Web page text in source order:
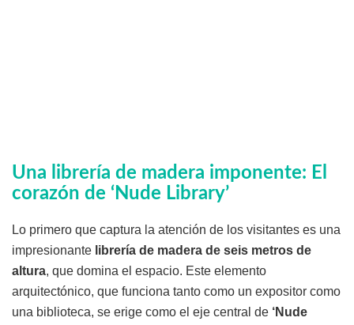
Una librería de madera imponente: El
corazón de ‘Nude Library’
Lo primero que captura la atención de los visitantes es una
impresionante librería de madera de seis metros de
altura, que domina el espacio. Este elemento
arquitectónico, que funciona tanto como un expositor como
una biblioteca, se erige como el eje central de ‘Nude